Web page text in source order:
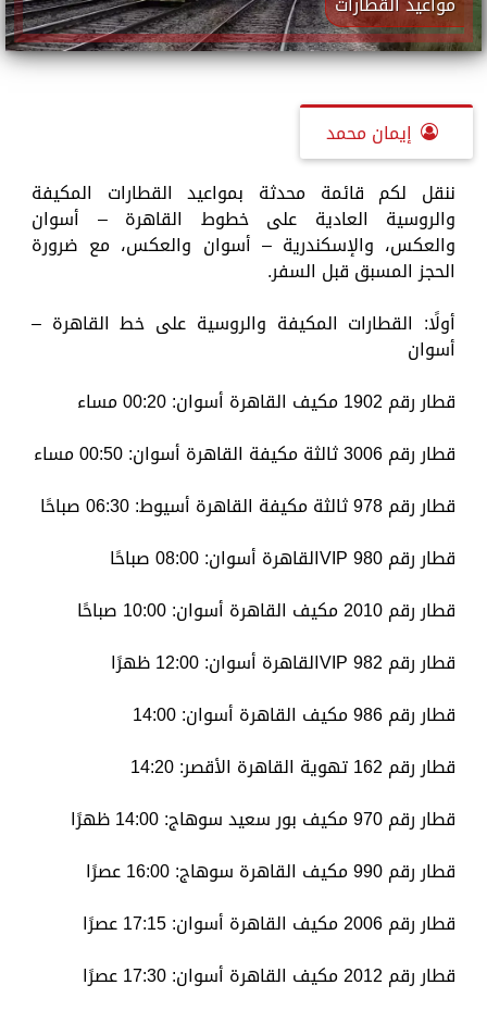
إيمان محمد
ننقل لكم قائمة محدثة بمواعيد القطارات المكيفة
والروسية العادية على خطوط القاهرة – أسوان
والعكس، والإسكندرية – أسوان والعكس، مع ضرورة
الحجز المسبق قبل السفر.
أولًا: القطارات المكيفة والروسية على خط القاهرة –
أسوان
قطار رقم 1902 مكيف القاهرة أسوان: 00:20 مساء
قطار رقم 3006 ثالثة مكيفة القاهرة أسوان: 00:50 مساء
قطار رقم 978 ثالثة مكيفة القاهرة أسيوط: 06:30 صباحًا
قطار رقم 980 VIPالقاهرة أسوان: 08:00 صباحًا
قطار رقم 2010 مكيف القاهرة أسوان: 10:00 صباحًا
قطار رقم 982 VIPالقاهرة أسوان: 12:00 ظهرًا
قطار رقم 986 مكيف القاهرة أسوان: 14:00
قطار رقم 162 تهوية القاهرة الأقصر: 14:20
قطار رقم 970 مكيف بور سعيد سوهاج: 14:00 ظهرًا
قطار رقم 990 مكيف القاهرة سوهاج: 16:00 عصرًا
قطار رقم 2006 مكيف القاهرة أسوان: 17:15 عصرًا
قطار رقم 2012 مكيف القاهرة أسوان: 17:30 عصرًا